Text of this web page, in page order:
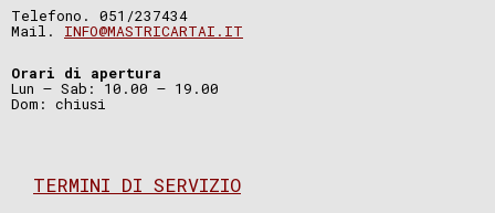
Telefono. 051/237434
Mail. INFO@MASTRICARTAI.IT
Orari di apertura
Lun – Sab: 10.00 – 19.00
Dom: chiusi
TERMINI DI SERVIZIO